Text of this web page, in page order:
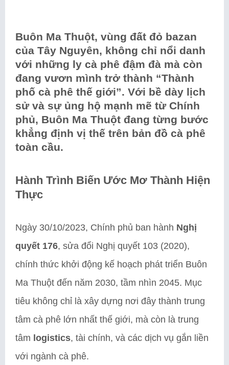
Buôn Ma Thuột, vùng đất đỏ bazan
của Tây Nguyên, không chỉ nổi danh
với những ly cà phê đậm đà mà còn
đang vươn mình trở thành “Thành
phố cà phê thế giới”. Với bề dày lịch
sử và sự ủng hộ mạnh mẽ từ Chính
phủ, Buôn Ma Thuột đang từng bước
khẳng định vị thế trên bản đồ cà phê
toàn cầu.
Hành Trình Biến Ước Mơ Thành Hiện
Thực
Ngày 30/10/2023, Chính phủ ban hành Nghị
quyết 176, sửa đổi Nghị quyết 103 (2020),
chính thức khởi động kế hoạch phát triển Buôn
Ma Thuột đến năm 2030, tầm nhìn 2045. Mục
tiêu không chỉ là xây dựng nơi đây thành trung
tâm cà phê lớn nhất thế giới, mà còn là trung
tâm logistics, tài chính, và các dịch vụ gắn liền
với ngành cà phê.